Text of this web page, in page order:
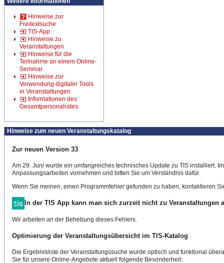
Hinweise zur
Freitextsuche
TIS-App
Hinweise zu
Veranstaltungen
Hinweise für die
Teilnahme an einem Online-
Seminar
Hinweise zur
Verwendung digitaler Tools
in Veranstaltungen
Informationen des
Gesamtpersonalrates
Hinweise zum neuen Veranstaltungskatalog
Zur neuen Version 33
Am 29. Juni wurde ein umfangreiches technisches Update zu TIS installiert.
Anpassungsarbeiten vornehmen und bitten Sie um Verständnis dafür.
Wenn Sie meinen, einen Programmfehler gefunden zu haben, kontaktieren
In der TIS App kann man sich zurzeit nicht zu Veranstaltungen
Wir arbeiten an der Behebung dieses Fehlers.
Optimierung der Veranstaltungsübersicht im TIS-Katalog
Die Ergebnisliste der Veranstaltungssuche wurde optisch und funktional
Sie für unsere Online-Angebote aktuell folgende Besonderheit: